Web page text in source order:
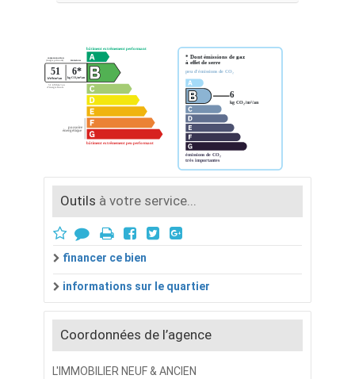
Outils à votre service...
financer ce bien
informations sur le quartier
Coordonnées de l’agence
L'IMMOBILIER NEUF & ANCIEN